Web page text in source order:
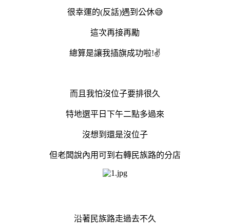
很幸運的(反話)遇到公休😅
這次再接再勵
總算是讓我插旗成功啦!✌️
而且我怕沒位子要排很久
特地選平日下午二點多過來
沒想到還是沒位子
但老闆說內用可到右轉民族路的分店
沿著民族路走過去不久